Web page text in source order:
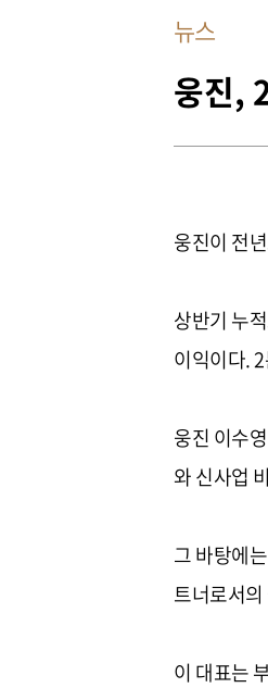
뉴스
웅진,
웅진이 전
상반기 누
이익이다.
웅진 이수
와 신사업
그 바탕에
트너로서
이 대표는